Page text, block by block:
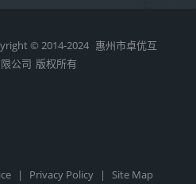
© 2014-2024 惠州市卓优互
公司 版权所有
| Privacy Policy | Site Map